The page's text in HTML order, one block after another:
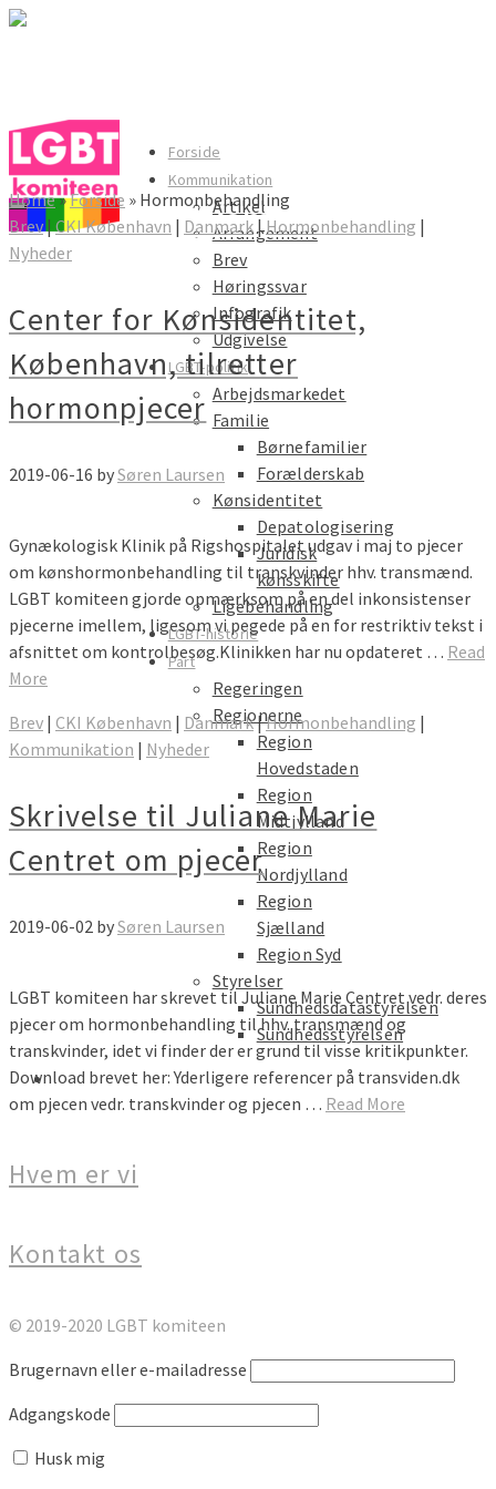
Forside
Kommunikation
Artikel
Arrangement
Brev
Høringssvar
Infografik
Udgivelse
LGBT-politik
Arbejdsmarkedet
Familie
Børnefamilier
Forælderskab
Kønsidentitet
Depatologisering
Juridisk
kønsskifte
Ligebehandling
LGBT-historie
Part
Regeringen
Regionerne
Region
Hovedstaden
Region
Midtjylland
Region
Nordjylland
Region
Sjælland
Region Syd
Styrelser
Sundhedsdatastyrelsen
Sundhedsstyrelsen
LGBT komiteen
Home»Forside » Hormonbehandling
Brev|CKI København | Danmark|Hormonbehandling |
Nyheder
Center for Kønsidentitet,
København, tilretter
hormonpjecer
2019-06-16 bySøren Laursen
Gynækologisk Klinik på Rigshospitalet udgav i maj to pjecer
om kønshormonbehandling til transkvinder hhv. transmænd.
LGBT komiteen gjorde opmærksom på en del inkonsistenser
pjecerne imellem, ligesom vi pegede på en for restriktiv tekst i
afsnittet om kontrolbesøg.Klinikken har nu opdateret … Read
More
Brev | CKI København | Danmark|Hormonbehandling |
Kommunikation | Nyheder
Skrivelse til Juliane Marie
Centret om pjecer
2019-06-02 bySøren Laursen
LGBT komiteen har skrevet til Juliane Marie Centret vedr. deres
pjecer om hormonbehandling til hhv. transmænd og
transkvinder, idet vi finder der er grund til visse kritikpunkter.
Download brevet her: Yderligere referencer på transviden.dk
om pjecen vedr. transkvinder og pjecen … Read More
Hvem er vi
Kontakt os
© 2019-2020 LGBT komiteen
Brugernavn eller e-mailadresse
Adgangskode
Husk mig